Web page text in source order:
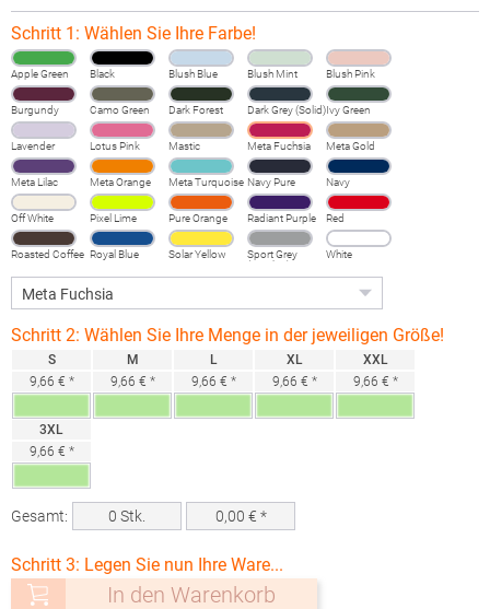
Schritt 1: Wählen Sie Ihre Farbe!
Apple Green Black Blush Blue Blush Mint Blush Pink
Burgundy Camo Green Dark Forest Dark Grey (Solid)Ivy Green
Lavender Lotus Pink Mastic Meta Fuchsia Meta Gold
Meta Lilac Meta Orange Meta Turquoise Navy Pure Navy
Off White Pixel Lime Pure Orange Radiant Purple Red
Roasted Coffee Royal Blue Solar Yellow
Sport Grey
(Heather)
White
Schritt 2: Wählen Sie Ihre Menge in der jeweiligen Größe!
S
9,66 € *
M
9,66 € *
L
9,66 € *
XL
9,66 € *
XXL
9,66 € *
3XL
9,66 € *
Gesamt: 0 Stk. 0,00 € *
Schritt 3: Legen Sie nun Ihre Ware...
In den Warenkorb